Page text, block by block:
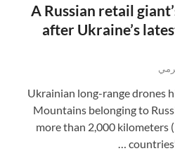
A Russian retail
after Ukraine’s
Ukrainian long-range drones
Mountains belonging to
more than 2,000 kilometers